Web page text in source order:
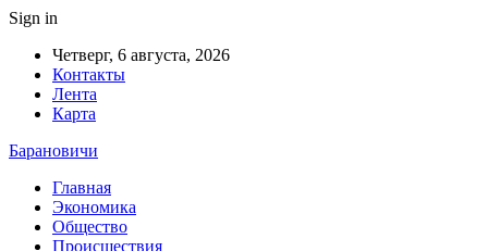
Sign in
Четверг, 6 августа, 2026
Контакты
Лента
Карта
Барановичи
Главная
Экономика
Общество
Происшествия